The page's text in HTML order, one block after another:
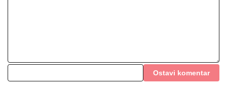
Ostavi komentar